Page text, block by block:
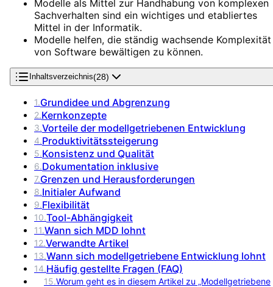
Modelle als Mittel zur Handhabung von komplexen
Sachverhalten sind ein wichtiges und etabliertes
Mittel in der Informatik.
Modelle helfen, die ständig wachsende Komplexität
von Software bewältigen zu können.
Inhaltsverzeichnis(28)
1.Grundidee und Abgrenzung
2.Kernkonzepte
3.Vorteile der modellgetriebenen Entwicklung
4.Produktivitätssteigerung
5.Konsistenz und Qualität
6.Dokumentation inklusive
7.Grenzen und Herausforderungen
8.Initialer Aufwand
9.Flexibilität
10.Tool-Abhängigkeit
11.Wann sich MDD lohnt
12.Verwandte Artikel
13.Wann sich modellgetriebene Entwicklung lohnt
14.Häufig gestellte Fragen (FAQ)
15.Worum geht es in diesem Artikel zu „Modellgetriebene